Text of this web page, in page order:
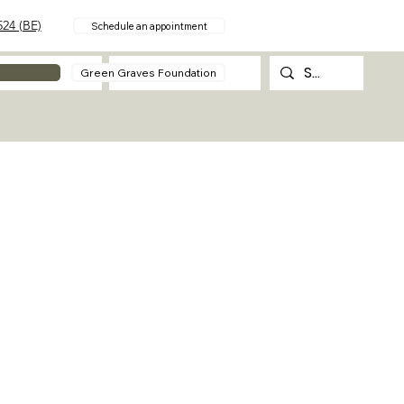
(BE) Schedule an appointment
Contact
Green Graves Foundation